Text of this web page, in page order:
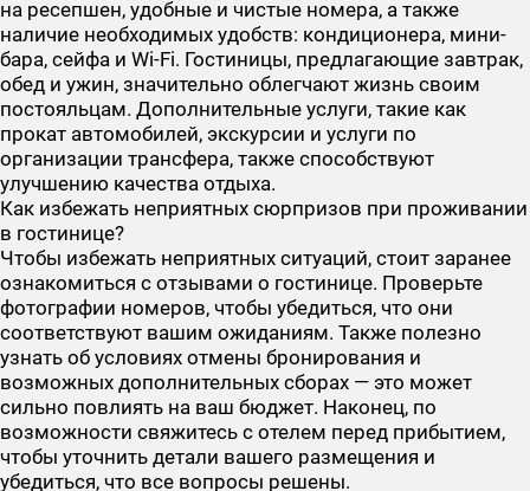
на ресепшен, удобные и чистые номера, а также
наличие необходимых удобств: кондиционера, мини-
бара, сейфа и Wi-Fi. Гостиницы, предлагающие завтрак,
обед и ужин, значительно облегчают жизнь своим
постояльцам. Дополнительные услуги, такие как
прокат автомобилей, экскурсии и услуги по
организации трансфера, также способствуют
улучшению качества отдыха.
Как избежать неприятных сюрпризов при проживании
в гостинице?
Чтобы избежать неприятных ситуаций, стоит заранее
ознакомиться с отзывами о гостинице. Проверьте
фотографии номеров, чтобы убедиться, что они
соответствуют вашим ожиданиям. Также полезно
узнать об условиях отмены бронирования и
возможных дополнительных сборах — это может
сильно повлиять на ваш бюджет. Наконец, по
возможности свяжитесь с отелем перед прибытием,
чтобы уточнить детали вашего размещения и
убедиться, что все вопросы решены.